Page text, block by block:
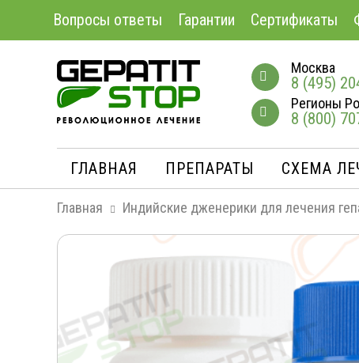
Вопросы ответы Гарантии Сертификаты
Москва
8 (495)
Регионы
8 (800)
ГЛАВНАЯ ПРЕПАРАТЫ СХЕМА
Главная Индийские дженерики для лечения